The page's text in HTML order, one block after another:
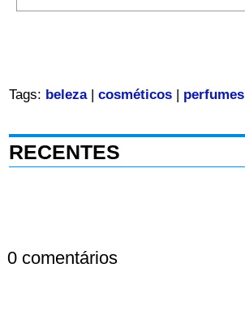
Tags: beleza| cosméticos| perfumes
RECENTES
0 comentários